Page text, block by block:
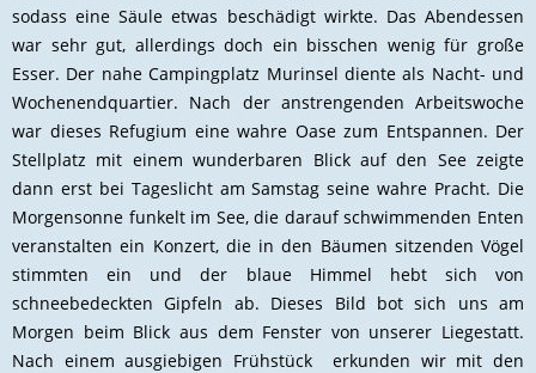
sodass eine Säule etwas beschädigt wirkte. Das Abendessen
war sehr gut, allerdings doch ein bisschen wenig für große
Esser. Der nahe Campingplatz Murinsel diente als Nacht- und
Wochenendquartier. Nach der anstrengenden Arbeitswoche
war dieses Refugium eine wahre Oase zum Entspannen. Der
Stellplatz mit einem wunderbaren Blick auf den See zeigte
dann erst bei Tageslicht am Samstag seine wahre Pracht. Die
Morgensonne funkelt im See, die darauf schwimmenden Enten
veranstalten ein Konzert, die in den Bäumen sitzenden Vögel
stimmten ein und der blaue Himmel hebt sich von
schneebedeckten Gipfeln ab. Dieses Bild bot sich uns am
Morgen beim Blick aus dem Fenster von unserer Liegestatt.
Nach einem ausgiebigen Frühstück erkunden wir mit den